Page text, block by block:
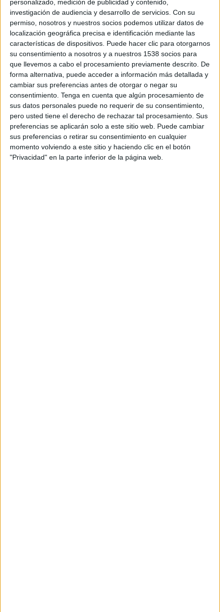
personalizado, medición de publicidad y contenido,
investigación de audiencia y desarrollo de servicios. Con su
permiso, nosotros y nuestros socios podemos utilizar datos de
localización geográfica precisa e identificación mediante las
características de dispositivos. Puede hacer clic para otorgarnos
su consentimiento a nosotros y a nuestros 1538 socios para
que llevemos a cabo el procesamiento previamente descrito. De
forma alternativa, puede acceder a información más detallada y
cambiar sus preferencias antes de otorgar o negar su
consentimiento. Tenga en cuenta que algún procesamiento de
sus datos personales puede no requerir de su consentimiento,
pero usted tiene el derecho de rechazar tal procesamiento. Sus
preferencias se aplicarán solo a este sitio web. Puede cambiar
sus preferencias o retirar su consentimiento en cualquier
momento volviendo a este sitio y haciendo clic en el botón
"Privacidad" en la parte inferior de la página web.
agencias como Publicis, Delvico y TBWA
Elena Durán ha sido nombrada nueva directora
de marketing y publicidad de Thinketers, agencia
de marketing creativo, eventos y publicidad,
especializada en gestión de influencers y red
multicanal de Youtube. Elena se encargará del
diseño y ejecución de Planes de Marketing offline
y online, definirá y desarrollará las estrategias
comerciales, coordinará e implementará las
diferentes campañas en todos los soportes y
gestionará los recursos disponibles de la manera
más eficaz.
En su trayectoria profesional figuran agencias